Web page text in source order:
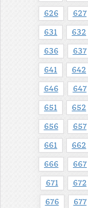
626 627
631 632
636 637
641 642
646 647
651 652
656 657
661 662
666 667
671 672
676 677